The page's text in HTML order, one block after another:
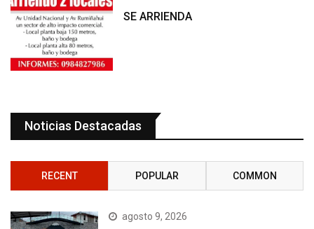
SE ARRIENDA
Noticias Destacadas
RECENT POPULAR COMMON
agosto 9, 2026